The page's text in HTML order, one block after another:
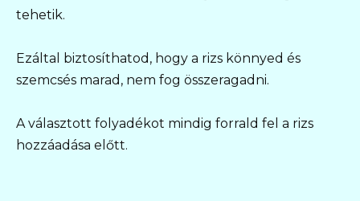
tehetik.
Ezáltal biztosíthatod, hogy a rizs könnyed és
szemcsés marad, nem fog összeragadni.
A választott folyadékot mindig forrald fel a rizs
hozzáadása előtt.